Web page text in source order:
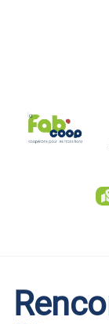
Aller au